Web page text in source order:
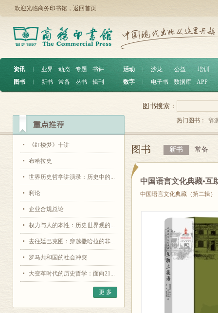
欢迎光临商务印书馆， 返回首页
资讯 ︱ 业界 动态 专题
书评
图书
︱ 新书 常备 丛书 辑刊
活动 沙龙 公益
培训
数字
电子书 数据库 APP
《红楼梦》十讲
布哈拉史
世界历史哲学讲演录：历史中的...
利论
企业合规总论
权力与人的本性：历史世界观的...
去往廷巴克图：穿越撒哈拉的非...
罗马共和国的社会冲突
大变革时代的历史哲学：面向21...
更 多
图书搜索：
热门图书： 辞
图书 新书 常备
中国语言文化典藏•互
中国语言文化典藏（第二辑）